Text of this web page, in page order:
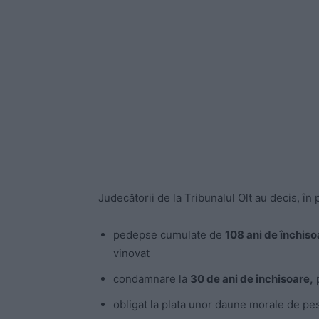
Judecătorii de la Tribunalul Olt au decis, în
pedepse cumulate de 108 ani de
vinovat
condamnare la 30 de ani de închisoare,
obligat la plata unor daune morale de